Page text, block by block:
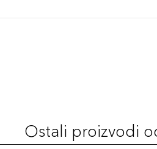
Ostali proizvodi